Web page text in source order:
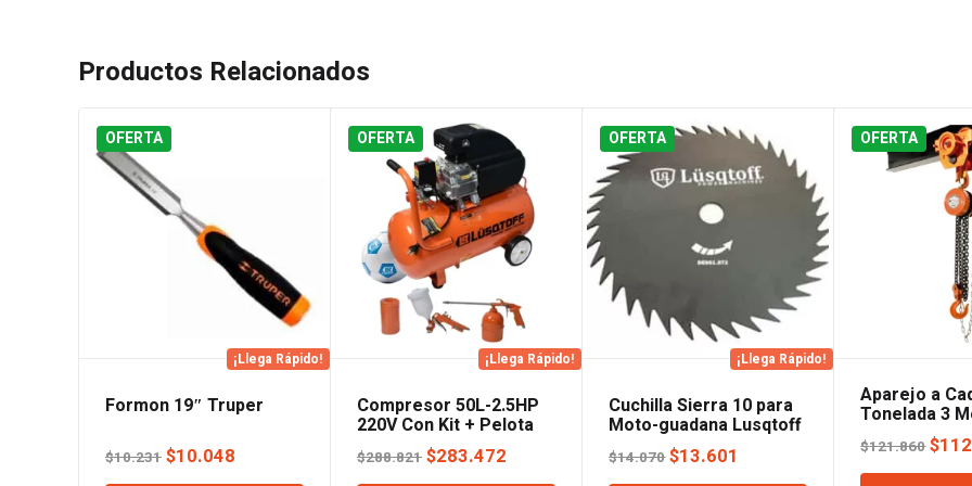
Productos Relacionados
OFERTA
¡Llega Rápido!
Formon 19″ Truper
$10.231 El
$10.048
OFERTA
¡Llega Rápido!
Compresor 50L-2.5HP
220V Con Kit + Pelota
Lusqtoff
$288.821 El
$283.472
OFERTA
¡Llega Rápido!
Cuchilla Sierra 10 para
Moto-guadana Lusqtoff
$14.070El
$13.601
OFERTA
Aparejo a
Tonelada 3
Lusqtoff
$121.860El
$